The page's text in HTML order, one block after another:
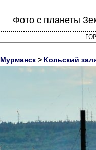
Фото с планеты
Мурманск > Кольский